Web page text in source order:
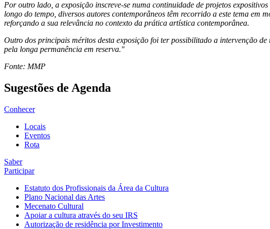
Por outro lado, a exposição inscreve-se numa continuidade de projetos
longo do tempo, diversos autores contemporâneos têm recorrido a este tema
reforçando a sua relevância no contexto da prática artística contemporânea.
Outro dos principais méritos desta exposição foi ter possibilitado a intervenção
pela longa permanência em reserva."
Fonte: MMP
Sugestões de Agenda
Conhecer
Locais
Eventos
Rota
Saber
Participar
Estatuto dos Profissionais da Área da Cultura
Plano Nacional das Artes
Mecenato Cultural
Apoiar a cultura através do seu IRS
Autorização de residência por Investimento